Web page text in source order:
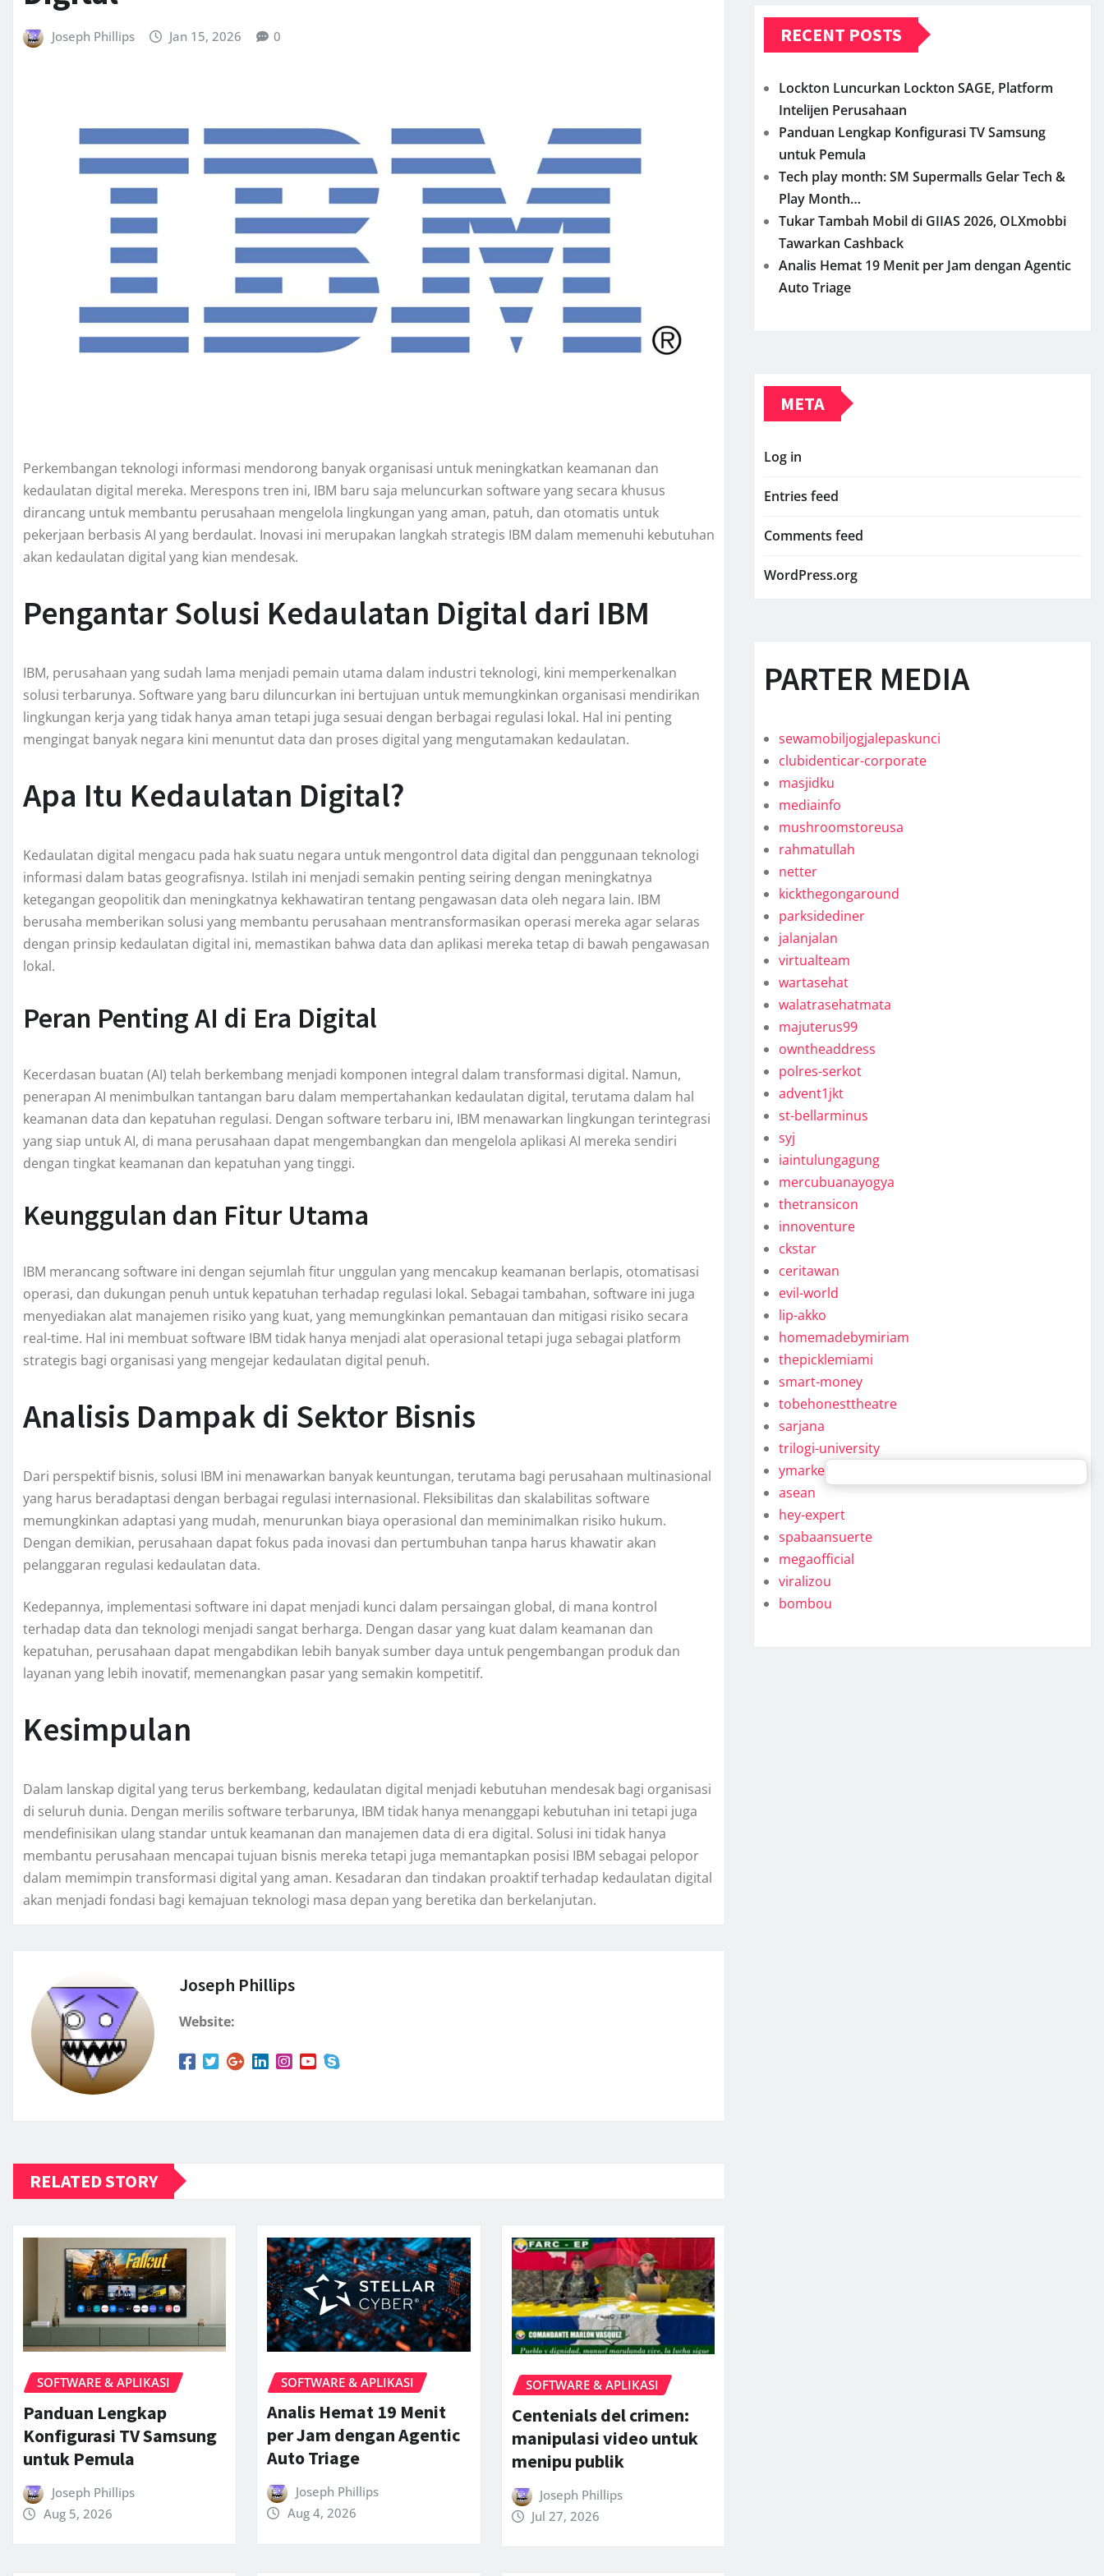
Joseph Phillips Jan 15, 2026 0
Perkembangan teknologi informasi mendorong banyak organisasi untuk meningkatkan keamanan dan
kedaulatan digital mereka. Merespons tren ini, IBM baru saja meluncurkan software yang secara khusus
dirancang untuk membantu perusahaan mengelola lingkungan yang aman, patuh, dan otomatis untuk
pekerjaan berbasis AI yang berdaulat. Inovasi ini merupakan langkah strategis IBM dalam memenuhi kebutuhan
akan kedaulatan digital yang kian mendesak.
Pengantar Solusi Kedaulatan Digital dari IBM
IBM, perusahaan yang sudah lama menjadi pemain utama dalam industri teknologi, kini memperkenalkan
solusi terbarunya. Software yang baru diluncurkan ini bertujuan untuk memungkinkan organisasi mendirikan
lingkungan kerja yang tidak hanya aman tetapi juga sesuai dengan berbagai regulasi lokal. Hal ini penting
mengingat banyak negara kini menuntut data dan proses digital yang mengutamakan kedaulatan.
Apa Itu Kedaulatan Digital?
Kedaulatan digital mengacu pada hak suatu negara untuk mengontrol data digital dan penggunaan teknologi
informasi dalam batas geografisnya. Istilah ini menjadi semakin penting seiring dengan meningkatnya
ketegangan geopolitik dan meningkatnya kekhawatiran tentang pengawasan data oleh negara lain. IBM
berusaha memberikan solusi yang membantu perusahaan mentransformasikan operasi mereka agar selaras
dengan prinsip kedaulatan digital ini, memastikan bahwa data dan aplikasi mereka tetap di bawah pengawasan
lokal.
Peran Penting AI di Era Digital
Kecerdasan buatan (AI) telah berkembang menjadi komponen integral dalam transformasi digital. Namun,
penerapan AI menimbulkan tantangan baru dalam mempertahankan kedaulatan digital, terutama dalam hal
keamanan data dan kepatuhan regulasi. Dengan software terbaru ini, IBM menawarkan lingkungan terintegrasi
yang siap untuk AI, di mana perusahaan dapat mengembangkan dan mengelola aplikasi AI mereka sendiri
dengan tingkat keamanan dan kepatuhan yang tinggi.
Keunggulan dan Fitur Utama
IBM merancang software ini dengan sejumlah fitur unggulan yang mencakup keamanan berlapis, otomatisasi
operasi, dan dukungan penuh untuk kepatuhan terhadap regulasi lokal. Sebagai tambahan, software ini juga
menyediakan alat manajemen risiko yang kuat, yang memungkinkan pemantauan dan mitigasi risiko secara
real-time. Hal ini membuat software IBM tidak hanya menjadi alat operasional tetapi juga sebagai platform
strategis bagi organisasi yang mengejar kedaulatan digital penuh.
Analisis Dampak di Sektor Bisnis
Dari perspektif bisnis, solusi IBM ini menawarkan banyak keuntungan, terutama bagi perusahaan multinasional
yang harus beradaptasi dengan berbagai regulasi internasional. Fleksibilitas dan skalabilitas software
memungkinkan adaptasi yang mudah, menurunkan biaya operasional dan meminimalkan risiko hukum.
Dengan demikian, perusahaan dapat fokus pada inovasi dan pertumbuhan tanpa harus khawatir akan
pelanggaran regulasi kedaulatan data.
Kedepannya, implementasi software ini dapat menjadi kunci dalam persaingan global, di mana kontrol
terhadap data dan teknologi menjadi sangat berharga. Dengan dasar yang kuat dalam keamanan dan
kepatuhan, perusahaan dapat mengabdikan lebih banyak sumber daya untuk pengembangan produk dan
layanan yang lebih inovatif, memenangkan pasar yang semakin kompetitif.
Kesimpulan
Dalam lanskap digital yang terus berkembang, kedaulatan digital menjadi kebutuhan mendesak bagi organisasi
di seluruh dunia. Dengan merilis software terbarunya, IBM tidak hanya menanggapi kebutuhan ini tetapi juga
mendefinisikan ulang standar untuk keamanan dan manajemen data di era digital. Solusi ini tidak hanya
membantu perusahaan mencapai tujuan bisnis mereka tetapi juga memantapkan posisi IBM sebagai pelopor
dalam memimpin transformasi digital yang aman. Kesadaran dan tindakan proaktif terhadap kedaulatan digital
akan menjadi fondasi bagi kemajuan teknologi masa depan yang beretika dan berkelanjutan.
Joseph Phillips
Website:
RELATED STORY
SOFTWARE & APLIKASI
Panduan Lengkap
Konfigurasi TV Samsung
untuk Pemula
Joseph Phillips
Aug 5, 2026
SOFTWARE & APLIKASI
Analis Hemat 19 Menit
per Jam dengan Agentic
Auto Triage
Joseph Phillips
Aug 4, 2026
SOFTWARE & APLIKASI
Centenials del crimen:
manipulasi video untuk
menipu publik
Joseph Phillips
Jul 27, 2026
RECENT POSTS
Lockton Luncurkan Lockton SAGE, Platform
Intelijen Perusahaan
Panduan Lengkap Konfigurasi TV Samsung
untuk Pemula
Tech play month: SM Supermalls Gelar Tech &
Play Month…
Tukar Tambah Mobil di GIIAS 2026, OLXmobbi
Tawarkan Cashback
Analis Hemat 19 Menit per Jam dengan Agentic
Auto Triage
META
Log in
Entries feed
Comments feed
WordPress.org
PARTER MEDIA
sewamobiljogjalepaskunci
clubidenticar-corporate
masjidku
mediainfo
mushroomstoreusa
rahmatullah
netter
kickthegongaround
parksidediner
jalanjalan
virtualteam
wartasehat
walatrasehatmata
majuterus99
owntheaddress
polres-serkot
advent1jkt
st-bellarminus
syj
iaintulungagung
mercubuanayogya
thetransicon
innoventure
ckstar
ceritawan
evil-world
lip-akko
homemadebymiriam
thepicklemiami
smart-money
tobehonesttheatre
sarjana
trilogi-university
ymarkel
asean
hey-expert
spabaansuerte
megaofficial
viralizou
bombou